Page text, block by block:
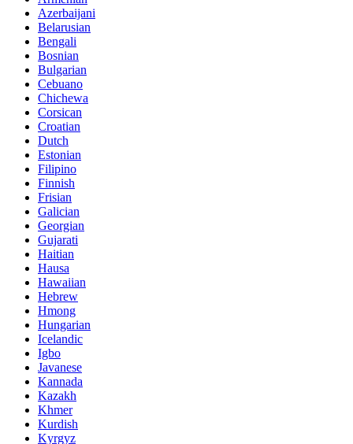
Azerbaijani
Belarusian
Bengali
Bosnian
Bulgarian
Cebuano
Chichewa
Corsican
Croatian
Dutch
Estonian
Filipino
Finnish
Frisian
Galician
Georgian
Gujarati
Haitian
Hausa
Hawaiian
Hebrew
Hmong
Hungarian
Icelandic
Igbo
Javanese
Kannada
Kazakh
Khmer
Kurdish
Kyrgyz